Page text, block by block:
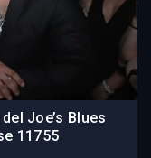
Joe’s Blues
11755